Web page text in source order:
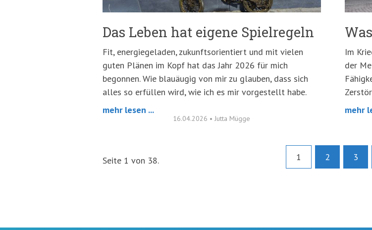
Das Leben hat eigene Spielregeln
Fit, energiegeladen, zukunftsorientiert und mit vielen
guten Plänen im Kopf hat das Jahr 2026 für mich
begonnen. Wie blauäugig von mir zu glauben, dass sich
alles so erfüllen wird, wie ich es mir vorgestellt habe.
mehr lesen ...
16.04.2026 •Jutta Mügge
Im
der
mehr
Seite 1 von 38. 1 2 3